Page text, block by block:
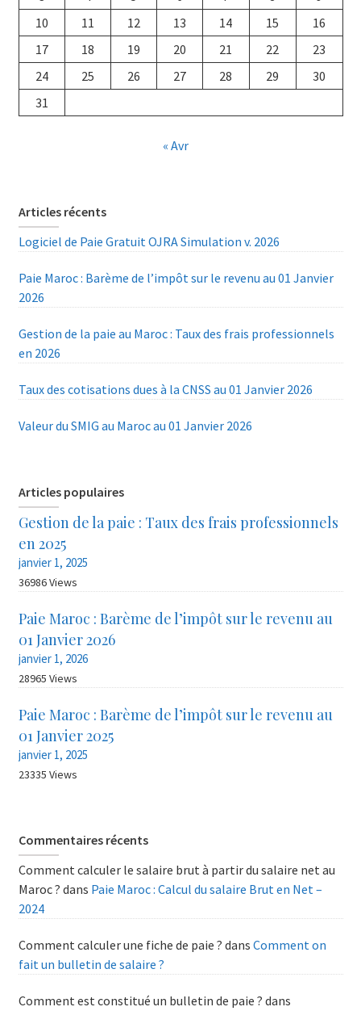
10
11 12 13 14 15
16
17
18 19 20 21 22
23
24
25 26 27 28 29
30
31
« Avr
Articles récents
Logiciel de Paie Gratuit OJRA Simulation v. 2026
Paie Maroc : Barème de l’impôt sur le revenu au 01 Janvier
2026
Gestion de la paie au Maroc : Taux des frais professionnels
en 2026
Taux des cotisations dues à la CNSS au 01 Janvier 2026
Valeur du SMIG au Maroc au 01 Janvier 2026
Articles populaires
Gestion de la paie : Taux des frais professionnels
en 2025
janvier 1, 2025
36986 Views
Paie Maroc : Barème de l’impôt sur le revenu au
01 Janvier 2026
janvier 1, 2026
28965 Views
Paie Maroc : Barème de l’impôt sur le revenu au
01 Janvier 2025
janvier 1, 2025
23335 Views
Commentaires récents
Comment calculer le salaire brut à partir du salaire net au
Maroc ? dans Paie Maroc : Calcul du salaire Brut en Net –
2024
Comment calculer une fiche de paie ? dans Comment on
fait un bulletin de salaire ?
Comment est constitué un bulletin de paie ? dans